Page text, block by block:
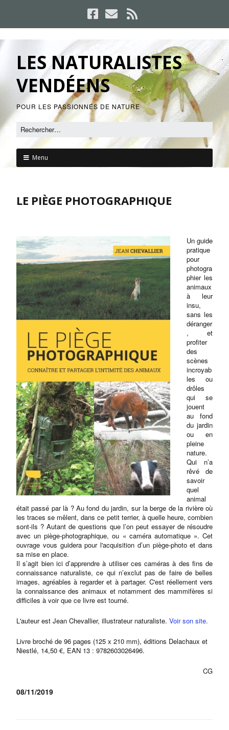
LES NATURALISTES
VENDÉENS
POUR LES PASSIONNÉS DE NATURE
Menu
LE PIÈGE PHOTOGRAPHIQUE
Un guide
pratique
pour
photogra
phier les
animaux
à leur
insu,
sans les
déranger
, et
profiter
des
scènes
incroyab
les ou
drôles
qui se
jouent
au fond
du jardin
ou en
pleine
nature.
Qui n’a
rêvé de
savoir
quel
animal
était passé par là ? Au fond du jardin, sur la berge de la rivière où
les traces se mêlent, dans ce petit terrier, à quelle heure, combien
sont-ils ? Autant de questions que l’on peut essayer de résoudre
avec un piège-photographique, ou « caméra automatique ». Cet
ouvrage vous guidera pour l'acquisition d’un piège-photo et dans
sa mise en place.
Il s’agit bien ici d’apprendre à utiliser ces caméras à des fins de
connaissance naturaliste, ce qui n’exclut pas de faire de belles
images, agréables à regarder et à partager. C'est réellement vers
la connaissance des animaux et notamment des mammifères si
difficiles à voir que ce livre est tourné.
L'auteur est Jean Chevallier, illustrateur naturaliste. Voir son site.
Livre broché de 96 pages (125 x 210 mm), éditions Delachaux et
Niestlé, 14,50 €, EAN 13 : 9782603026496.
CG
08/11/2019